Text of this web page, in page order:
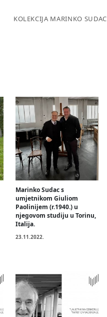
KOLEKCIJA MARINKO SUDAC
Marinko Sudac s
umjetnikom Giuliom
Paolinijem (r.1940.) u
njegovom studiju u Torinu,
Italija.
23.11.2022.